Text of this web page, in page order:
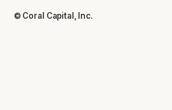
© Coral Capital, Inc.